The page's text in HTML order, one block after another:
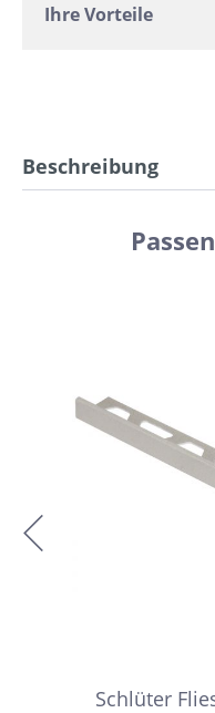
Ihre Vorteile
Beschreibung
Schlüter